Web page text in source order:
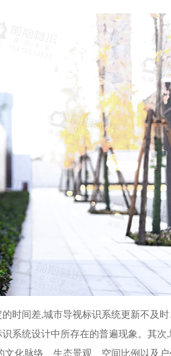
时间差,城市导视标识系统更新不及
系统设计中所存在的普遍现象。其次
化脉络、生态景观、空间比例以及